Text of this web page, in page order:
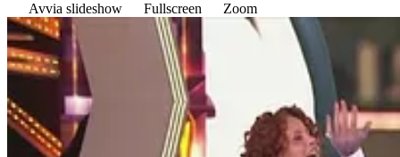
Avvia slideshow
Fullscreen Zoom